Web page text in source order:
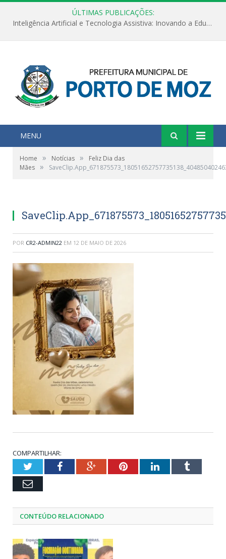
ÚLTIMAS PUBLICAÇÕES:
Inteligência Artificial e Tecnologia Assistiva: Inovando a Educação Especial e Inclusiva
MENU
Home » Notícias »
Feliz Dia das
Mães »
POR CR2-ADMIN22 EM 12 DE MAIO DE 2026
COMPARTILHAR:
TwitterFacebookGoogle+PinterestLinkedInTumblr
Email
CONTEÚDO RELACIONADO